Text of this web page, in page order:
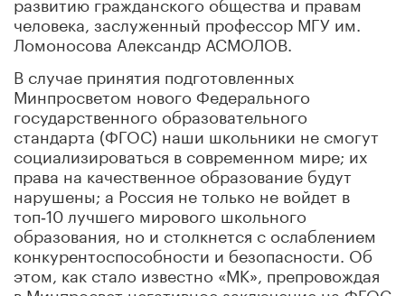
человека, заслуженный профессор МГУ им.
Ломоносова Александр АСМОЛОВ.
В случае принятия подготовленных
Минпросветом нового Федерального
государственного образовательного
стандарта (ФГОС) наши школьники не смогут
социализироваться в современном мире; их
права на качественное образование будут
нарушены; а Россия не только не войдет в
топ‑10 лучшего мирового школьного
образования, но и столкнется с ослаблением
конкурентоспособности и безопасности. Об
этом, как стало известно «МК», препровождая